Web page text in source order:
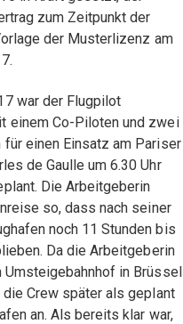
zum Zeitpunkt der
der Musterlizenz am
war der Flugpilot
einem Co-Piloten und zwei
einen Einsatz am Pariser
de Gaulle um 6.30 Uhr
Die Arbeitgeberin
so, dass nach seiner
noch 11 Stunden bis
Da die Arbeitgeberin
Umsteigebahnhof in Brüssel
die Crew später als geplant
an. Als bereits klar war,